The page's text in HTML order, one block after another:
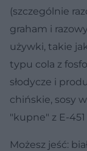
(szczególnie
graham i
używki, takie
typu cola z
słodycze i
chińskie, sosy
"kupne" z E-451
Możesz jeść: